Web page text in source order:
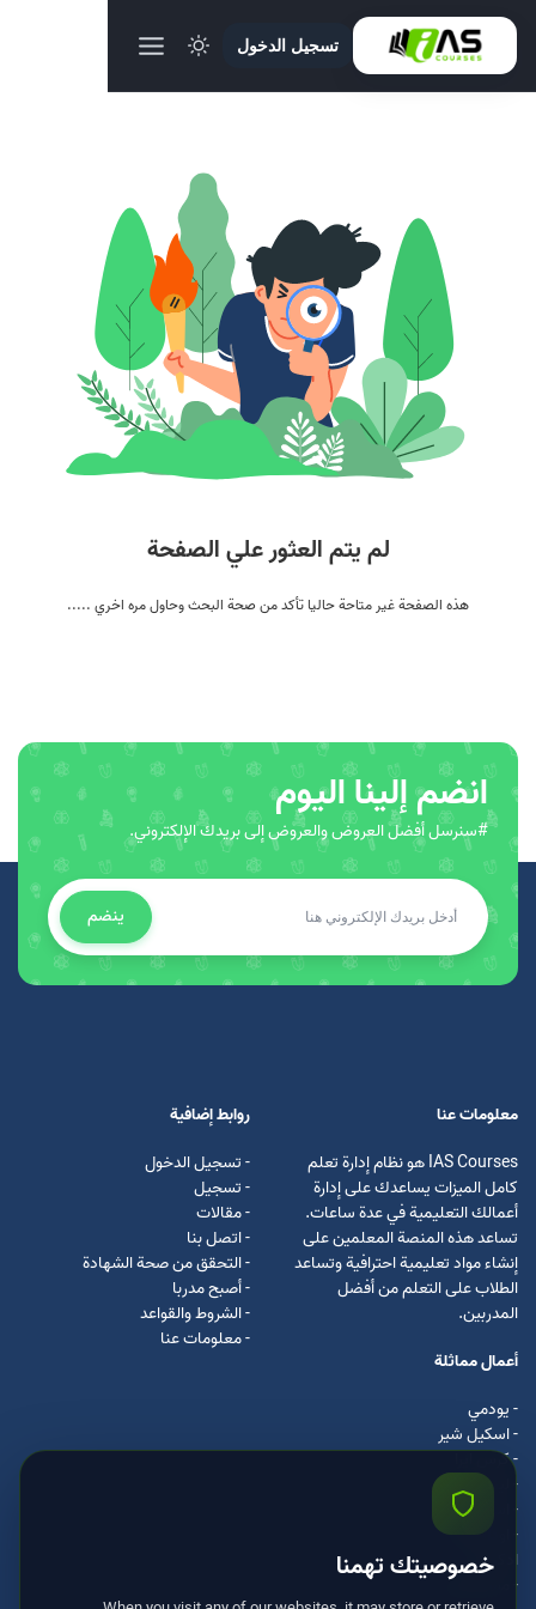
تسجيل الدخول
لم يتم العثور علي الصفحة
هذه الصفحة غير متاحة حاليا تأكد من صحة البحث وحاول مره اخري .....
انضم إلينا اليوم
#سنرسل أفضل العروض والعروض إلى بريدك الإلكتروني.
ينضم
معلومات عنا
IAS Courses هو نظام إدارة تعلم
كامل الميزات يساعدك على إدارة
أعمالك التعليمية في عدة ساعات.
تساعد هذه المنصة المعلمين على
إنشاء مواد تعليمية احترافية وتساعد
الطلاب على التعلم من أفضل
المدربين.
روابط إضافية
- تسجيل الدخول
- تسجيل
- مقالات
- اتصل بنا
- التحقق من صحة الشهادة
- أصبح مدربا
- الشروط والقواعد
- معلومات عنا
أعمال مماثلة
- يودمي
- اسکیل شیر
- كرس ايرا
- لیندا
- اسكيل سفت
- اوداسيتي
ادكس
- مستر كلس
خصوصيتك تهمنا